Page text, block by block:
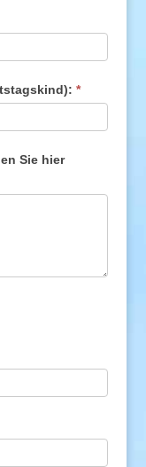
*
Sie hier